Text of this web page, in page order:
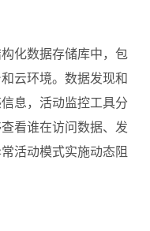
化数据存储库中，包
云环境。数据发现和
息，活动监控工具分
看谁在访问数据、发
活动模式实施动态阻